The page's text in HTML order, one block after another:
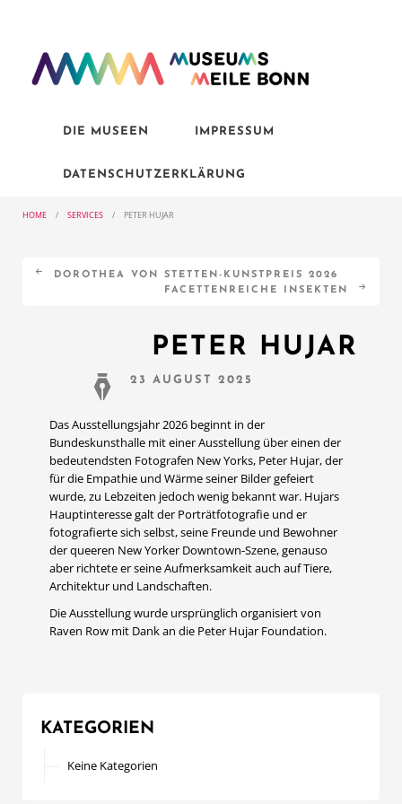
DIE MUSEEN IMPRESSUM
DATENSCHUTZERKLÄRUNG
HOME / SERVICES / PETER HUJAR
DOROTHEA VON STETTEN-KUNSTPREIS 2026
FACETTENREICHE INSEKTEN
PETER HUJAR
23 AUGUST 2025
Das Ausstellungsjahr 2026 beginnt in der
Bundeskunsthalle mit einer Ausstellung über einen der
bedeutendsten Fotografen New Yorks, Peter Hujar, der
für die Empathie und Wärme seiner Bilder gefeiert
wurde, zu Lebzeiten jedoch wenig bekannt war. Hujars
Hauptinteresse galt der Porträtfotografie und er
fotografierte sich selbst, seine Freunde und Bewohner
der queeren New Yorker Downtown-Szene, genauso
aber richtete er seine Aufmerksamkeit auch auf Tiere,
Architektur und Landschaften.
Die Ausstellung wurde ursprünglich organisiert von
Raven Row mit Dank an die Peter Hujar Foundation.
KATEGORIEN
Keine Kategorien